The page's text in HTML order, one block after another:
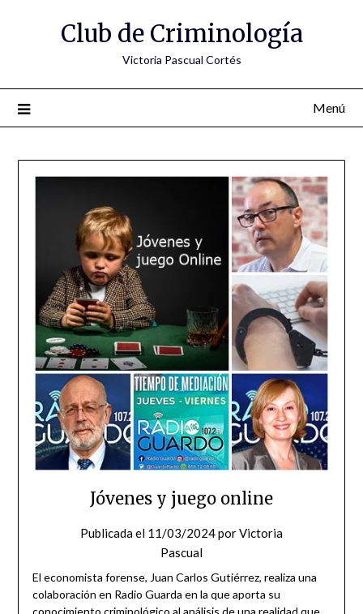
Club de Criminología
Victoria Pascual Cortés
Menú
Jóvenes y juego online
Publicada el 11/03/2024porVictoria
Pascual
El economista forense, Juan Carlos Gutiérrez, realiza una
colaboración en Radio Guarda en la que aporta su
conocimiento criminológico al análisis de una realidad que